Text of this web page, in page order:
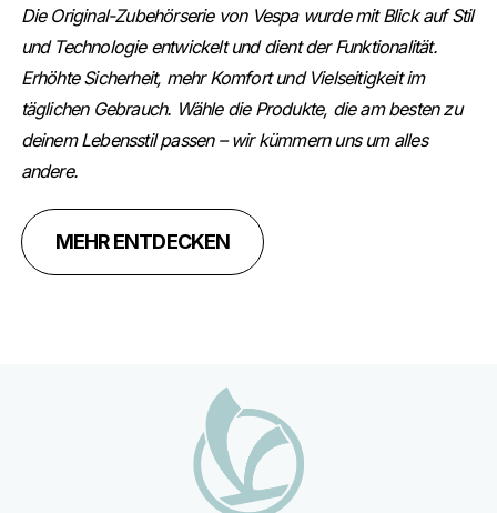
Die Original-Zubehörserie von Vespa wurde mit Blick auf Stil
und Technologie entwickelt und dient der Funktionalität.
Erhöhte Sicherheit, mehr Komfort und Vielseitigkeit im
täglichen Gebrauch. Wähle die Produkte, die am besten zu
deinem Lebensstil passen – wir kümmern uns um alles
andere.
MEHR ENTDECKEN